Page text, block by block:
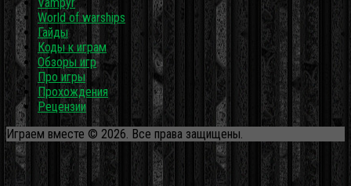
World of warships
Гайды
Коды к играм
Обзоры игр
Про игры
Прохождения
Рецензии
Играем вместе © 2026. Все права защищены.